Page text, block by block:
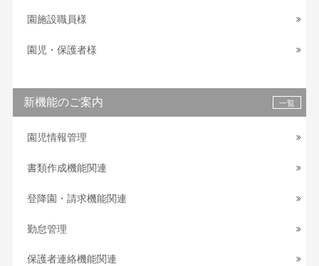
園施設職員様
園児・保護者様
新機能のご案内 一覧
園児情報管理
書類作成機能関連
登降園・請求機能関連
勤怠管理
保護者連絡機能関連